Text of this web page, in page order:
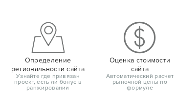
Определение
региональности сайта
Узнайте где привязан
проект, есть ли бонус в
ранжировании
Оценка стоимости
сайта
Автоматический расчет
рыночной цены по
формуле